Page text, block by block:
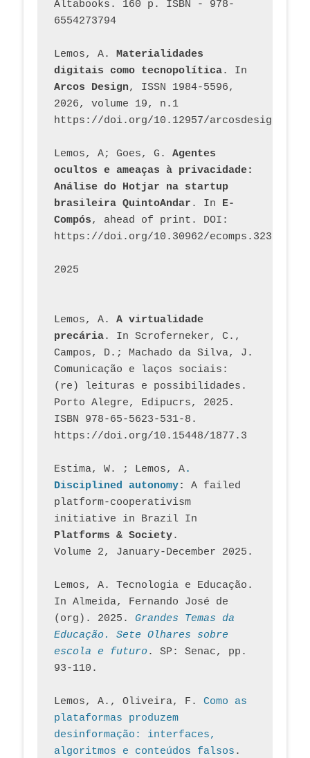
Altabooks. 160 p. ISBN - 978-
6554273794
Lemos, A. Materialidades
digitais como tecnopolítica
Arcos Design, ISSN 1984-5596,
2026, volume 19, n.1
https://doi.org/10.12957/
Lemos, A; Goes, G. Agentes
ocultos e ameaças à privacidade:
Análise do Hotjar na startup
brasileira QuintoAndar . In E-
Compós, ahead of print. DOI:
https://doi.org/10.30962/ecomps.3231
2025
Lemos, A. A virtualidade
precária. In Scroferneker, C.,
Campos, D.; Machado da Silva, J.
Comunicação e laços sociais:
(re) leituras e possibilidades.
Porto Alegre, Edipucrs, 2025.
ISBN 978-65-5623-531-8.
https://doi.org/10.15448/1877.3
Estima, W. ; Lemos, A.
Disciplined autonomy: A failed
platform-cooperativism
initiative in Brazil In
Platforms & Society.
Volume 2, January-December 2025.
Lemos, A. Tecnologia e Educação.
In Almeida, Fernando José de
(org). 2025. Grandes Temas da
Educação. Sete Olhares sobre
escola e futuro. SP: Senac, pp.
93-110.
Lemos, A., Oliveira, F. Como as
plataformas produzem
desinformação: interfaces,
algoritmos e conteúdos falsos